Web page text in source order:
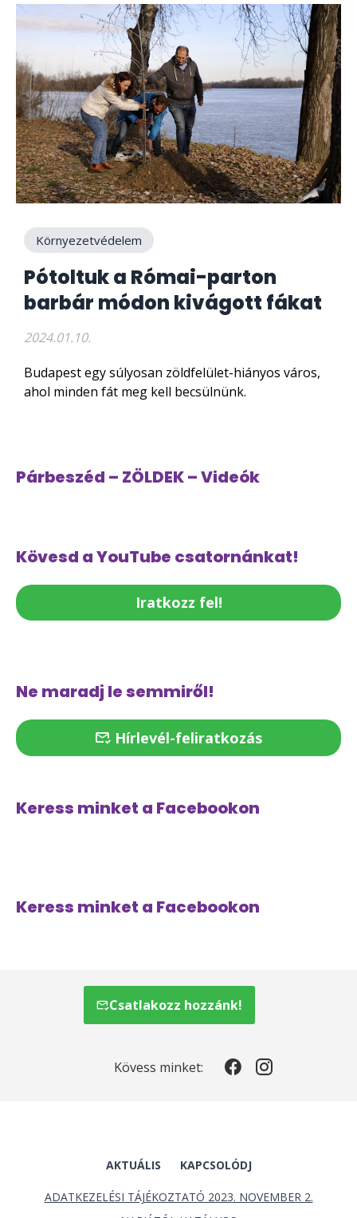
Környezetvédelem
Pótoltuk a Római-parton
barbár módon kivágott fákat
2024.01.10.
Budapest egy súlyosan zöldfelület-hiányos város,
ahol minden fát meg kell becsülnünk.
Párbeszéd – ZÖLDEK – Videók
Kövesd a YouTube csatornánkat!
Iratkozz fel!
Ne maradj le semmiről!
Hírlevél-feliratkozás
Keress minket a Facebookon
Keress minket a Facebookon
Csatlakozz hozzánk!
Kövess minket:
AKTUÁLIS KAPCSOLÓDJ
ADATKEZELÉSI TÁJÉKOZTATÓ 2023. NOVEMBER 2.